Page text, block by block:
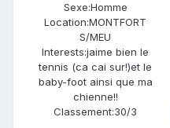
Sexe:Homme
Location:MONTFORT
S/MEU
Interests:jaime bien le
tennis (ca cai sur!)et le
baby-foot ainsi que ma
chienne!!
Classement:30/3